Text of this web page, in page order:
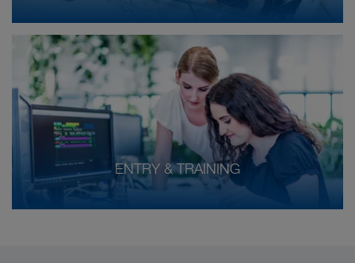
ENTRY & TRAINING